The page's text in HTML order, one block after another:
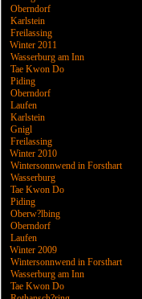
Oberndorf
Karlstein
Freilassing
Winter 2011
Wasserburg am Inn
Tae Kwon Do
Piding
Oberndorf
Laufen
Karlstein
Gnigl
Freilassing
Winter 2010
Wintersonnwend in Forsthart
Wasserburg
Tae Kwon Do
Piding
Oberw?lbing
Oberndorf
Laufen
Winter 2009
Wintersonnwend in Forsthart
Wasserburg am Inn
Tae Kwon Do